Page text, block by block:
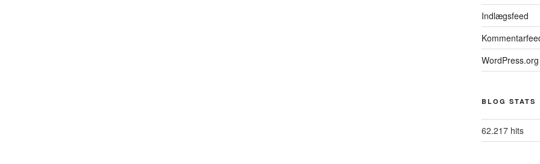
Indlægsfeed
WordPress.org
BLOG STATS
62.217 hits